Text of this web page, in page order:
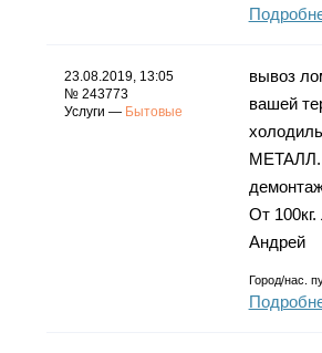
23.08.2019, 13:05
№ 243773
Услуги — Бытовые
вывоз
вашей
МЕТАЛЛ.
От
Андрей
Город/нас.